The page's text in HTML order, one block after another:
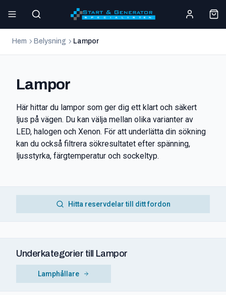
Hem Belysning Lampor
Lampor
Här hittar du lampor som ger dig ett klart och säkert
ljus på vägen. Du kan välja mellan olika varianter av
LED, halogen och Xenon. För att underlätta din sökning
kan du också filtrera sökresultatet efter spänning,
ljusstyrka, färgtemperatur och sockeltyp.
Hitta reservdelar till ditt fordon
Underkategorier till Lampor
Lamphållare